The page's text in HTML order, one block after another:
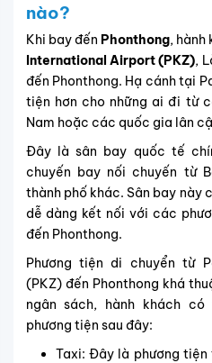
nào?
Khi bay đến Phonthong, hành
International Airport (PKZ),
đến Phonthong. Hạ cánh tại
tiện hơn cho những ai đi từ
Nam hoặc các quốc gia lân
Đây là sân bay quốc tế
chuyến bay nối chuyến từ
thành phố khác. Sân bay này
dễ dàng kết nối với các
đến Phonthong.
Phương tiện di chuyển từ
(PKZ) đến Phonthong khá
ngân sách, hành khách
phương tiện sau đây:
Taxi: Đây là phương tiện